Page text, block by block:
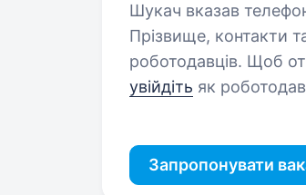
Шукач вказав
Прізвище, контакти
роботодавців. Щоб
увійдіть як
Запропонувати